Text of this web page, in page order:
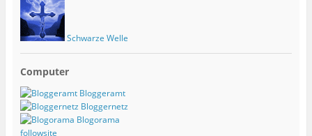
Schwarze Welle
Computer
Bloggeramt
Bloggernetz
Blogorama
followsite